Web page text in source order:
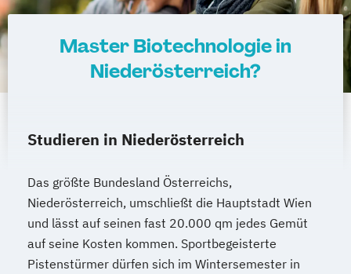
Master Biotechnologie in
Niederösterreich?
Studieren in Niederösterreich
Das größte Bundesland Österreichs,
Niederösterreich, umschließt die Hauptstadt Wien
und lässt auf seinen fast 20.000 qm jedes Gemüt
auf seine Kosten kommen. Sportbegeisterte
Pistenstürmer dürfen sich im Wintersemester in